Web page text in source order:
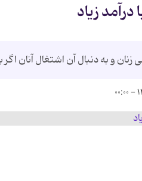
زیاد
و به دنبال آن اشتغال آنان